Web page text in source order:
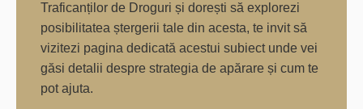
Traficanților de Droguri și dorești să explorezi
posibilitatea ștergerii tale din acesta, te invit să
vizitezi pagina dedicată acestui subiect unde vei
găsi detalii despre strategia de apărare și cum te
pot ajuta.